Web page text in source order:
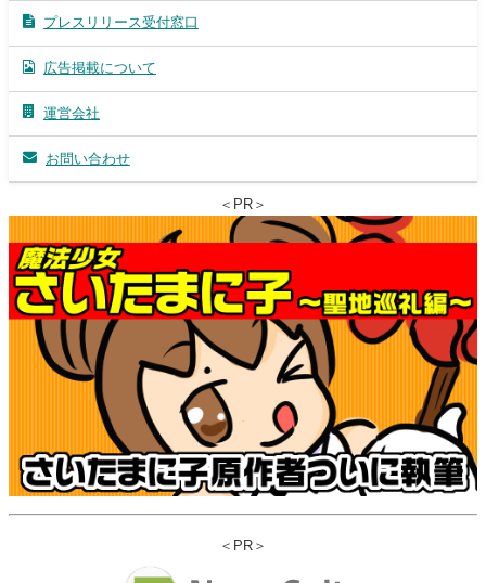
プレスリリース受付窓口
広告掲載について
運営会社
お問い合わせ
＜PR＞
＜PR＞